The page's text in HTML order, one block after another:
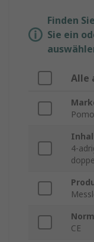
Finden
Sie ein
Alle
4-
CE